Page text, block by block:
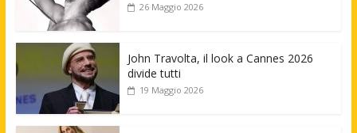
26 Maggio 2026
John Travolta, il look a Cannes 2026
divide tutti
19 Maggio 2026